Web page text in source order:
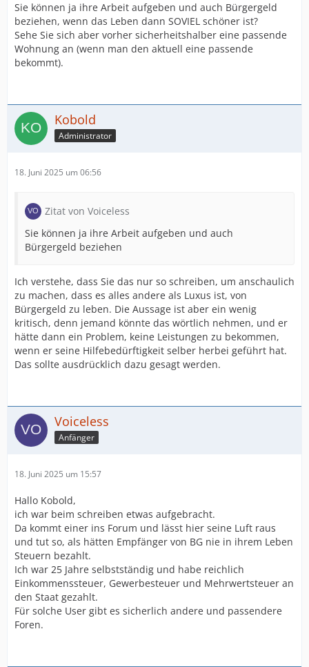
Sie können ja ihre Arbeit aufgeben und auch Bürgergeld
beziehen, wenn das Leben dann SOVIEL schöner ist?
Sehe Sie sich aber vorher sicherheitshalber eine passende
Wohnung an (wenn man den aktuell eine passende
bekommt).
Kobold
Administrator
18. Juni 2025 um 06:56
Zitat von Voiceless
Sie können ja ihre Arbeit aufgeben und auch
Bürgergeld beziehen
Ich verstehe, dass Sie das nur so schreiben, um anschaulich
zu machen, dass es alles andere als Luxus ist, von
Bürgergeld zu leben. Die Aussage ist aber ein wenig
kritisch, denn jemand könnte das wörtlich nehmen, und er
hätte dann ein Problem, keine Leistungen zu bekommen,
wenn er seine Hilfebedürftigkeit selber herbei geführt hat.
Das sollte ausdrücklich dazu gesagt werden.
Voiceless
Anfänger
18. Juni 2025 um 15:57
Hallo Kobold,
ich war beim schreiben etwas aufgebracht.
Da kommt einer ins Forum und lässt hier seine Luft raus
und tut so, als hätten Empfänger von BG nie in ihrem Leben
Steuern bezahlt.
Ich war 25 Jahre selbstständig und habe reichlich
Einkommenssteuer, Gewerbesteuer und Mehrwertsteuer an
den Staat gezahlt.
Für solche User gibt es sicherlich andere und passendere
Foren.